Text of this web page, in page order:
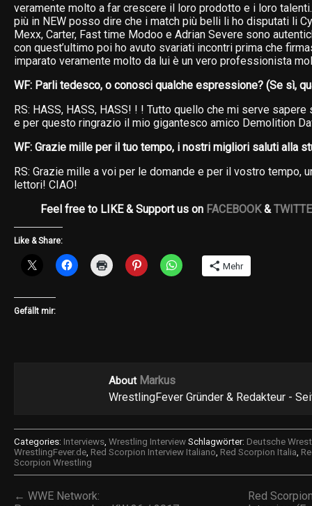
veramente molto a far crescere il loro prodotto e i loro
più in NEW posso dire che i match più belli li ho disputati li
Mexx, Carter, Fast time Modoo e Adrian Severe sono
con quest’ultimo poi ho avuto svariati incontri prima che
imparato veramente molto da lui è un vero professionista
WF: Parli tedesco, o conosci qualche espressione? (Se sì,
RS: HASS, HASS, HASS! ! ! Tutto quello che mi serve
e per questo ringrazio il mio gigantesco amico Demolition
WF: Grazie mille per il tuo tempo, i nostri migliori saluti alla
RS: Grazie mille a voi per le domande e per il vostro tempo,
lettori! CIAO!
Feel free to LIKE & Support us on FACEBOOK&
Like & Share:
Mehr
Gefällt mir:
About Markus
WrestlingFever Gründer & Redakteur -
Categories: Interviews, Wrestling Interview Schlagwörter: Deutsche
WrestlingFever.de, Red Scorpion Interview Italiano, Red Scorpion Italia,
Scorpion Wrestling
← WWE Network:
Red